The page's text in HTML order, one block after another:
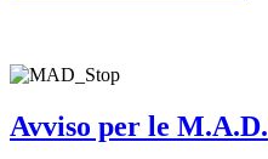
Avviso per le M.A.D.